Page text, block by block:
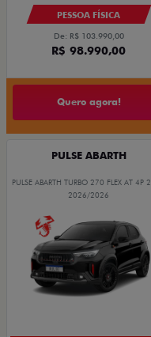
PESSOA FÍSICA
De: R$ 103.990,00
R$ 98.990,00
Quero agora!
PULSE ABARTH
PULSE ABARTH TURBO 270 FLEX AT 4P
2026/2026